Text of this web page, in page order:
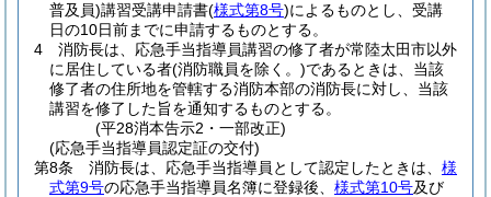
普及員)講習受講申請書(様式第8号)によるものとし、受講
日の10日前までに申請するものとする。
4
消防長は、応急手当指導員講習の修了者が常陸太田市以外
に居住している者(消防職員を除く。)であるときは、当該
修了者の住所地を管轄する消防本部の消防長に対し、当該
講習を修了した旨を通知するものとする。
(平28消本告示2・一部改正)
(応急手当指導員認定証の交付)
第8条
消防長は、応急手当指導員として認定したときは、 様
式第9号の応急手当指導員名簿に登録後、 様式第10号及び